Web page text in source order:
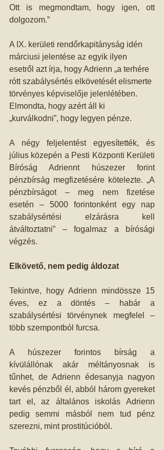
Ott is megmondtam, hogy igen, ott
dolgozom.”
A IX. kerületi rendőrkapitányság idén
márciusi jelentése az egyik ilyen
esetről azt írja, hogy Adrienn „a terhére
rótt szabálysértés elkövetését elismerte
törvényes képviselője jelenlétében.
Elmondta, hogy azért áll ki
„kurválkodni”, hogy legyen pénze.
A négy feljelentést egyesítették, és
július közepén a Pesti Központi Kerületi
Bíróság Adriennt húszezer forint
pénzbírság megfizetésére kötelezte. „A
pénzbírságot – meg nem fizetése
esetén – 5000 forintonként egy nap
szabálysértési elzárásra kell
átváltoztatni” – fogalmaz a bírósági
végzés.
Elkövető, nem pedig áldozat
Tekintve, hogy Adrienn mindössze 15
éves, ez a döntés – habár a
szabálysértési törvénynek megfelel –
több szempontból furcsa.
A húszezer forintos bírság a
kívülállónak akár méltányosnak is
tűnhet, de Adrienn édesanyja nagyon
kevés pénzből él, abból három gyereket
tart el, az általános iskolás Adrienn
pedig semmi másból nem tud pénz
szerezni, mint prostitúcióból.